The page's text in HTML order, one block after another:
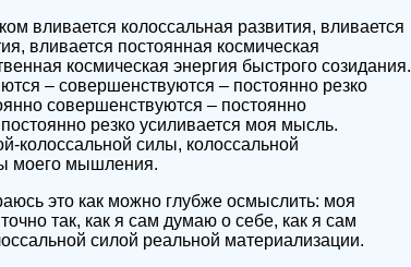
вливается колоссальная развития, вливается
вливается постоянная космическая
космическая энергия быстрого созидания.
– совершенствуются – постоянно резко
совершенствуются – постоянно
резко усиливается моя мысль.
силы, колоссальной
моего мышления.
это как можно глубже осмыслить: моя
так, как я сам думаю о себе, как я сам
силой реальной материализации.